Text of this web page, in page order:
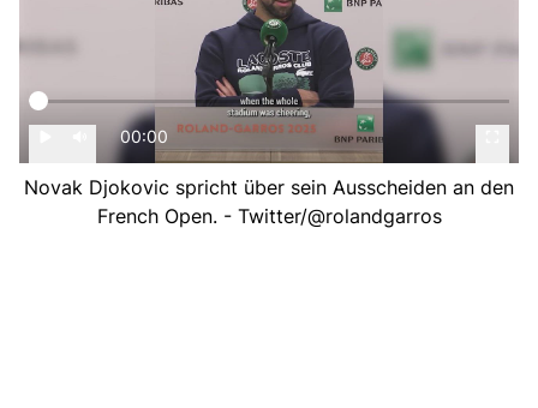
00:00
Novak Djokovic spricht über sein Ausscheiden an den
French Open. - Twitter/@rolandgarros